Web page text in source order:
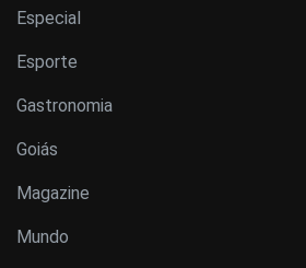
Especial
Esporte
Gastronomia
Goiás
Magazine
Mundo